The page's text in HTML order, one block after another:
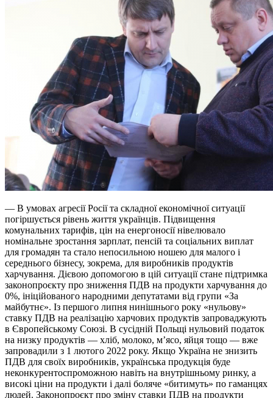
— В умовах агресії Росії та складної економічної ситуації
погіршується рівень життя українців. Підвищення
комунальних тарифів, цін на енергоносії нівелювало
номінальне зростання зарплат, пенсій та соціальних виплат
для громадян та стало непосильною ношею для малого і
середнього бізнесу, зокрема, для виробників продуктів
харчування. Дієвою допомогою в цій ситуації стане підтримка
законопроєкту про зниження ПДВ на продукти харчування до
0%, ініційованого народними депутатами від групи «За
майбутнє». Із першого липня нинішнього року «нульову»
ставку ПДВ на реалізацію харчових продуктів запроваджують
в Європейському Союзі. В сусідній Польщі нульовий податок
на низку продуктів — хліб, молоко, м’ясо, яйця тощо — вже
запровадили з 1 лютого 2022 року. Якщо Україна не знизить
ПДВ для своїх виробників, українська продукція буде
неконкурентоспроможною навіть на внутрішньому ринку, а
високі ціни на продукти і далі боляче «битимуть» по гаманцях
людей. Законопроєкт про зміну ставки ПДВ на продукти